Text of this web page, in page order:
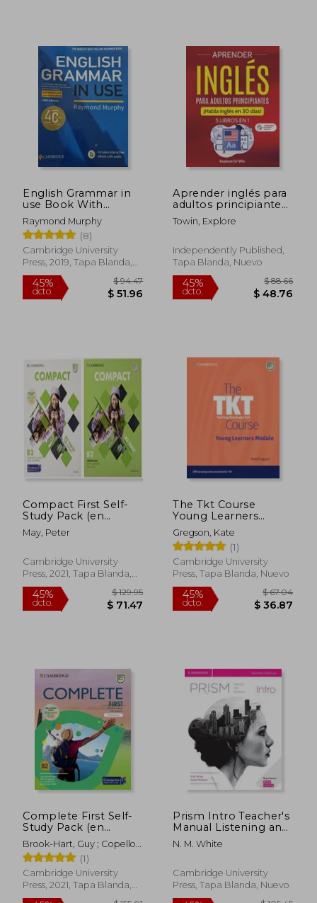
dcto. $ 60.41 dcto.
45%
dcto.
$ 94.47
$ 51.96
45%
dcto.
English Grammar in
use Book With
Answers and
Interactive Ebook: A
Self-Study Reference
and Practice Book for
Intermediate
(en Inglés)
Raymond Murphy
(8)
Cambridge University
Press, 2019, Tapa Blanda,
Nuevo
45%
dcto.
$ 94.47
$ 51.96
Aprender inglés para
adultos principiantes:
5 libros en 1: ¡Habla
inglés en 30 días!
Towin, Explore
Independently Published,
Tapa Blanda, Nuevo
45%
Compact First Self-
Study Pack (en
Inglés)
May, Peter
Cambridge University
Press, 2021, Tapa Blanda,
Nuevo
The Tkt Course
Young Learners
Module (en Inglés)
Gregson, Kate
(1)
Cambridge University
Press, Tapa Blanda, Nuevo
Complete First Self-
Study Pack (en
Inglés)
Brook-Hart, Guy ; Copello,
Alice ; Passmore, Lucy
(1)
Cambridge University
Press, 2021, Tapa Blanda,
Nuevo
Prism Intro Teacher's
Manual Listening and
Speaking
N. M. White
Cambridge University
Press, Tapa Blanda, Nuevo